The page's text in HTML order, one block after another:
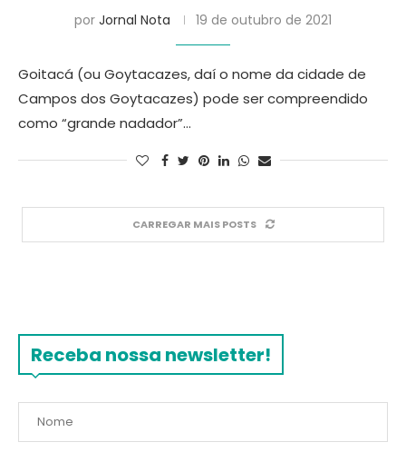
por Jornal Nota 19 de outubro de 2021
Goitacá (ou Goytacazes, daí o nome da cidade de
Campos dos Goytacazes) pode ser compreendido
como “grande nadador”…
CARREGAR MAIS POSTS
Receba nossa newsletter!